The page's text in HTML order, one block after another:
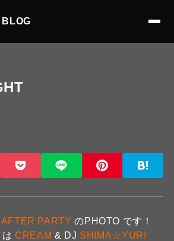
AFTER PARTY のPHOTO です！
はCREAM & DJ SHIMA☆YURI